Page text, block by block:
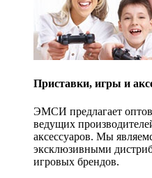
Приставки, игры и
ЭМСИ предлагает
ведущих
аксессуаров. Мы
эксклюзивными
игровых брендов.